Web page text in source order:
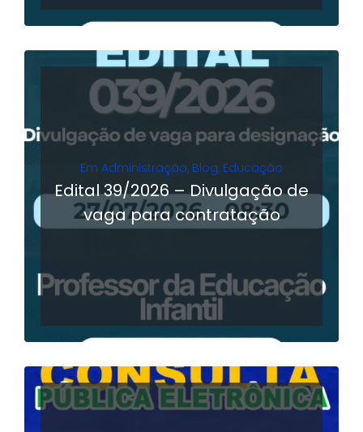
Em Administração, Blog, Educação
Edital 39/2026 – Divulgação de
vaga para contratação